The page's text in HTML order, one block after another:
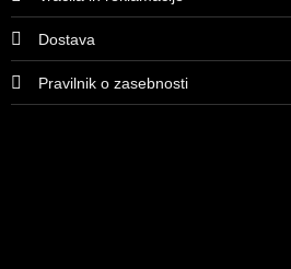
Dostava
Pravilnik o zasebnosti